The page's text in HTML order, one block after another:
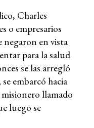
Charles
o empresarios
negaron en vista
para la salud
se las arregló
embarcó hacia
llamado
luego se